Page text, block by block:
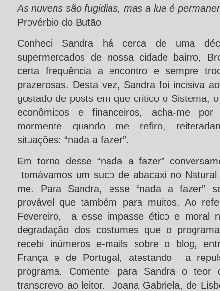
As nuvens são fugidias, mas a lua é
Provérbio do Butão
Conheci Sandra há cerca de uma
supermercados de nossa cidade bairro,
certa frequência a encontro e sempre
prazerosas. Desta vez, Sandra foi incisiva
gostado de posts em que critico o Sistema,
econômicos e financeiros, acha-me por
mormente quando me refiro,
situações: “nada a fazer”.
Em torno desse “nada a fazer”
tomávamos um suco de abacaxi no
me. Para Sandra, esse “nada a fazer”
provável que também para muitos. Ao
Fevereiro, a esse impasse ético e moral
degradação dos costumes que o
recebi inúmeros e-mails sobre o blog,
França e de Portugal, atestando a
programa. Comentei para Sandra o teor
transcrevo ao leitor. Joana Gabriela, de